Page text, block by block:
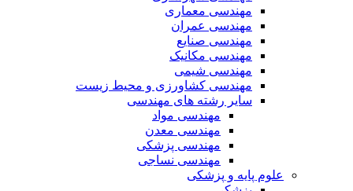
مهندسی معماری
مهندسی عمران
مهندسی صنایع
مهندسی مکانیک
مهندسی شیمی
مهندسی کشاورزی و محیط زیست
سایر رشته های مهندسی
مهندسی مواد
مهندسی معدن
مهندسی پزشکی
مهندسی نساجی
علوم پایه و پزشکی